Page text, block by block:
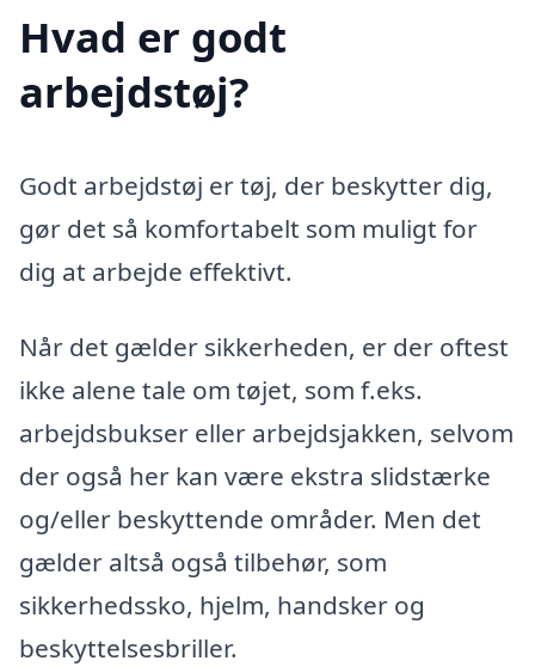
Hvad er godt
arbejdstøj?
Godt arbejdstøj er tøj, der beskytter dig,
gør det så komfortabelt som muligt for
dig at arbejde effektivt.
Når det gælder sikkerheden, er der oftest
ikke alene tale om tøjet, som f.eks.
arbejdsbukser eller arbejdsjakken, selvom
der også her kan være ekstra slidstærke
og/eller beskyttende områder. Men det
gælder altså også tilbehør, som
sikkerhedssko, hjelm, handsker og
beskyttelsesbriller.